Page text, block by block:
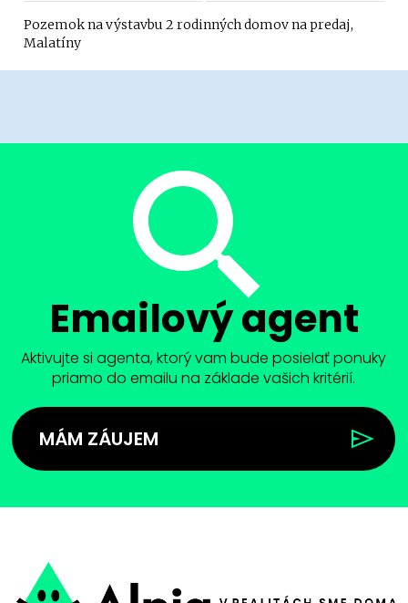
Pozemok na výstavbu 2 rodinných domov na predaj,
Malatíny
Emailový agent
Aktivujte si agenta, ktorý vam bude posielať ponuky
priamo do emailu na základe vašich kritérií.
MÁM ZÁUJEM